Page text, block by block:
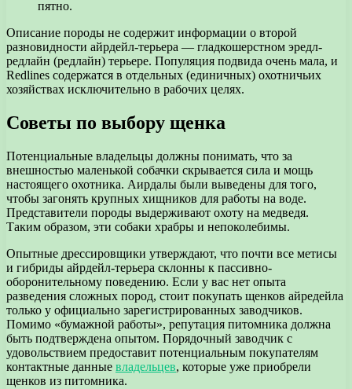
пятно.
Описание породы не содержит информации о второй
разновидности айрдейл-терьера — гладкошерстном эредл-
редлайн (редлайн) терьере. Популяция подвида очень мала, и
Redlines содержатся в отдельных (единичных) охотничьих
хозяйствах исключительно в рабочих целях.
Советы по выбору щенка
Потенциальные владельцы должны понимать, что за
внешностью маленькой собачки скрывается сила и мощь
настоящего охотника. Аирдалы были выведены для того,
чтобы загонять крупных хищников для работы на воде.
Представители породы выдерживают охоту на медведя.
Таким образом, эти собаки храбры и непоколебимы.
Опытные дрессировщики утверждают, что почти все метисы
и гибриды айрдейл-терьера склонны к пассивно-
оборонительному поведению. Если у вас нет опыта
разведения сложных пород, стоит покупать щенков айредейла
только у официально зарегистрированных заводчиков.
Помимо «бумажной работы», репутация питомника должна
быть подтверждена опытом. Порядочный заводчик с
удовольствием предоставит потенциальным покупателям
контактные данные владельцев, которые уже приобрели
щенков из питомника.